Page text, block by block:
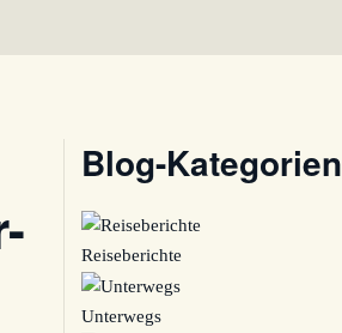
Blog-Kategorien
Reiseberichte
Unterwegs